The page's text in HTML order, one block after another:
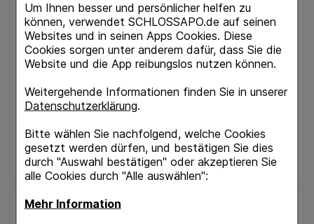
Um Ihnen besser und persönlicher helfen zu
können, verwendet SCHLOSSAPO.de auf seinen
Websites und in seinen Apps Cookies. Diese
Cookies sorgen unter anderem dafür, dass Sie die
Website und die App reibungslos nutzen können.
Weitergehende Informationen finden Sie in unserer
Datenschutzerklärung.
Bitte wählen Sie nachfolgend, welche Cookies
gesetzt werden dürfen, und bestätigen Sie dies
durch "Auswahl bestätigen" oder akzeptieren Sie
alle Cookies durch "Alle auswählen":
Mehr Information
CRANBERRY 400 mg GPH Kapseln
Hecht-Pharma GmbH
60St
Kapseln
04548410
Verfügbarkeit
22,66 €¹
UVP: 25,20 €³